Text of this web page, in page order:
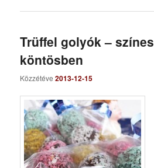
Trüffel golyók – színes
köntösben
Közzétéve2013-12-15